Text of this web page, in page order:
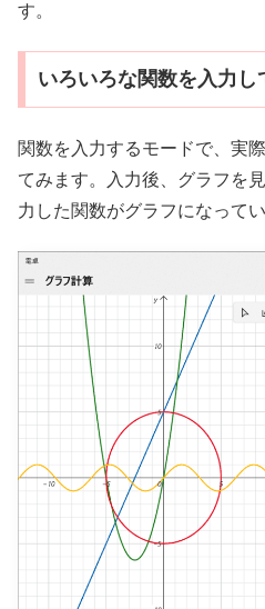
す。
いろいろな関数を入力し
関数を入力するモードで、実
てみます。入力後、グラフを
力した関数がグラフになって